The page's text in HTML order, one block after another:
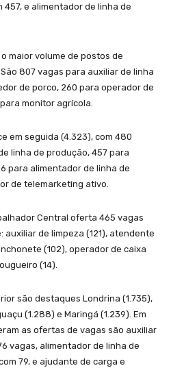
e alimentador de linha de
maior volume de postos de
807 vagas para auxiliar de linha
de porco, 260 para operador de
monitor agrícola.
em seguida (4.323), com 480
linha de produção, 457 para
para alimentador de linha de
de telemarketing ativo.
Central oferta 465 vagas
de limpeza (121), atendente
(102), operador de caixa
(14).
são destaques Londrina (1.735),
(1.288) e Maringá (1.239). Em
as ofertas de vagas são auxiliar
vagas, alimentador de linha de
79, e ajudante de carga e